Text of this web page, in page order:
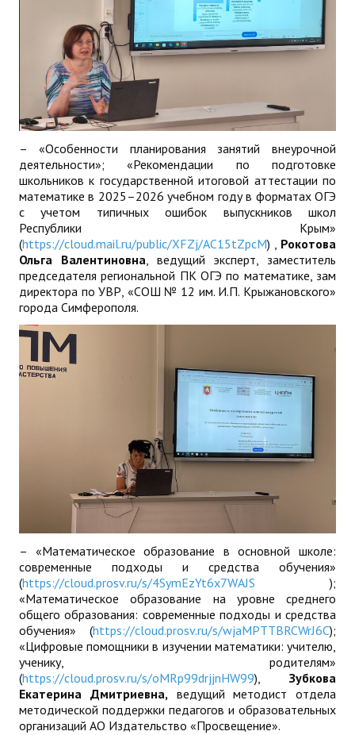
– «Особенности планирования занятий внеурочной
деятельности»; «Рекомендации по подготовке
школьников к государственной итоговой аттестации по
математике в 2025–2026 учебном году в форматах ОГЭ
с учетом типичных ошибок выпускников школ
Республики Крым»
(https://cloud.mail.ru/public/XFZj/AC15tZpcM) , Рокотова
Ольга Валентиновна, ведущий эксперт, заместитель
председателя региональной ПК ОГЭ по математике, зам
директора по УВР, «СОШ № 12 им. И.П. Крыжановского»
города Симферополя.
– «Математическое образование в основной школе:
современные подходы и средства обучения»
(https://cloud.prosv.ru/s/4SymEzYt6x7WAJS );
«Математическое образование на уровне среднего
общего образования: современные подходы и средства
обучения» (https://cloud.prosv.ru/s/wjaMPTTBRCWrJ6C);
«Цифровые помощники в изучении математики: учителю,
ученику, родителям»
(https://cloud.prosv.ru/s/oMRp99drjjnHW99), Зубкова
Екатерина Дмитриевна,ведущий методист отдела
методической поддержки педагогов и образовательных
организаций АО Издательство «Просвещение».